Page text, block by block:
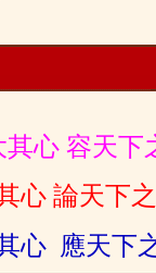
心 容天
心 論天下
心 應天下